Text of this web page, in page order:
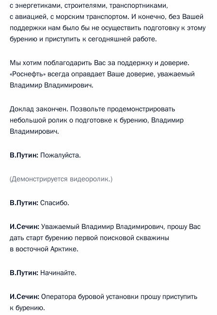
с энергетиками, строителями, транспортниками,
с авиацией, с морским транспортом. И конечно, без Вашей
поддержки нам было бы не осуществить подготовку к этому
бурению и приступить к сегодняшней работе.
Мы хотим поблагодарить Вас за поддержку и доверие.
«Роснефть» всегда оправдает Ваше доверие, уважаемый
Владимир Владимирович.
Доклад закончен. Позвольте продемонстрировать
небольшой ролик о подготовке к бурению, Владимир
Владимирович.
В.Путин: Пожалуйста.
(Демонстрируется видеоролик.)
В.Путин: Спасибо.
И.Сечин: Уважаемый Владимир Владимирович, прошу Вас
дать старт бурению первой поисковой скважины
в восточной Арктике.
В.Путин: Начинайте.
И.Сечин: Оператора буровой установки прошу приступить
к бурению.